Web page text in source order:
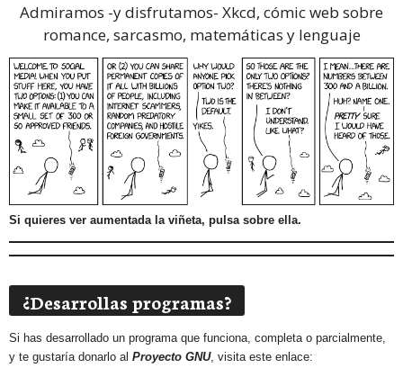
Admiramos -y disfrutamos- Xkcd, cómic web sobre
romance, sarcasmo, matemáticas y lenguaje
Si quieres ver aumentada la viñeta, pulsa sobre ella.
¿Desarrollas programas?
Si has desarrollado un programa que funciona, completa o parcialmente,
y te gustaría donarlo al Proyecto GNU, visita este enlace: